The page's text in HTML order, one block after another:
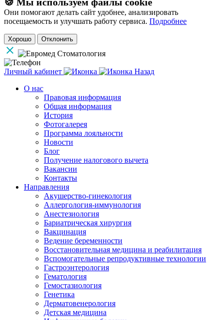
Они помогают делать сайт удобнее, анализировать
посещаемость и улучшать работу сервиса. Подробнее
Хорошо Отклонить
Личный кабинет
Назад
О нас
Правовая информация
Общая информация
История
Фотогалерея
Программа лояльности
Новости
Блог
Получение налогового вычета
Вакансии
Контакты
Направления
Акушерство-гинекология
Аллергология-иммунология
Анестезиология
Бариатрическая хирургия
Вакцинация
Ведение беременности
Восстановительная медицина и реабилитация
Вспомогательные репродуктивные технологии
Гастроэнтерология
Гематология
Гемостазиология
Генетика
Дерматовенерология
Детская медицина